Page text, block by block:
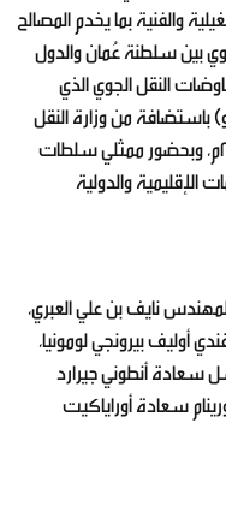
والفنية بما يخدم المصالح
بين سلطنة عُمان والدول
النقل الجوي الذي
باستضافة من وزارة النقل
الماليزية خلال الفترة من 21 إلى 25 أكتوبر 2024م، وبحضور ممثلي سلطات
الإقليمية والدولية
نايف بن علي العبري،
أوليف بيرونجي لومونيا،
سعادة أنطوني جيرارد
سعادة أوراياكيت